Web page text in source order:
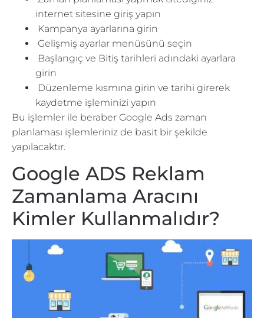
internet sitesine giriş yapın
Kampanya ayarlarına girin
Gelişmiş ayarlar menüsünü seçin
Başlangıç ve Bitiş tarihleri adındaki ayarlara
girin
Düzenleme kısmına girin ve tarihi girerek
kaydetme işleminizi yapın
Bu işlemler ile beraber Google Ads zaman
planlaması işlemleriniz de basit bir şekilde
yapılacaktır.
Google ADS Reklam
Zamanlama Aracını
Kimler Kullanmalıdır?